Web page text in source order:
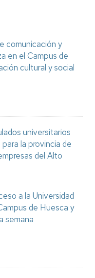
comunicación y
en el Campus de
cultural y social
universitarios
la provincia de
del Alto
a la Universidad
de Huesca y
semana